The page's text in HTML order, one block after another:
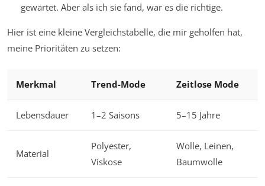
gewartet. Aber als ich sie fand, war es die richtige.
Hier ist eine kleine Vergleichstabelle, die mir geholfen hat,
meine Prioritäten zu setzen:
Merkmal Trend-Mode Zeitlose Mode
Lebensdauer 1–2 Saisons 5–15 Jahre
Material
Polyester,
Viskose
Wolle, Leinen,
Baumwolle